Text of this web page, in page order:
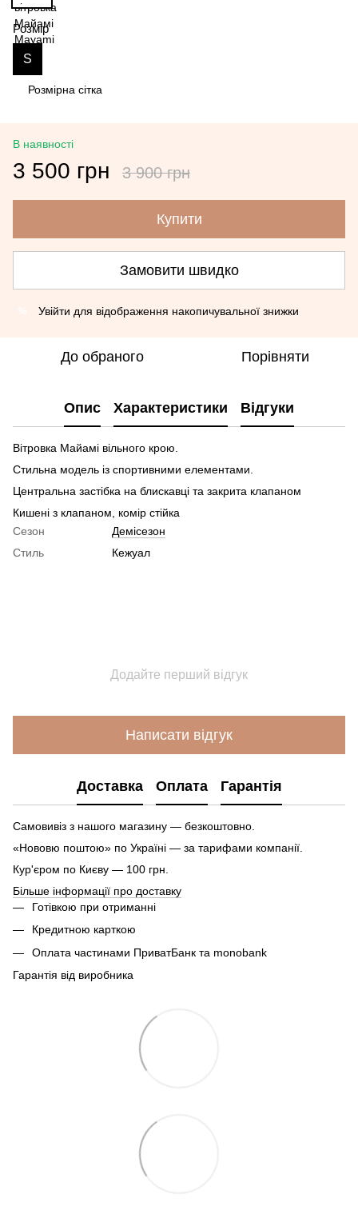
Розмір
S
Розмірна сітка
В наявності
3 500 грн 3 900 грн
Купити
Замовити швидко
Увійти для відображення накопичувальної знижки
До обраного Порівняти
Опис Характеристики Відгуки
Вітровка Майамі вільного крою.
Стильна модель із спортивними елементами.
Центральна застібка на блискавці та закрита клапаном
Кишені з клапаном, комір стійка
Сезон
Демісезон
Стиль
Кежуал
Додайте перший відгук
Написати відгук
Доставка Оплата Гарантія
Самовивіз з нашого магазину — безкоштовно.
«Нововю поштою» по Україні — за тарифами компанії.
Кур'єром по Києву — 100 грн.
Більше інформації про доставку
Готівкою при отриманні
Кредитною карткою
Оплата частинами ПриватБанк та monobank
Гарантія від виробника